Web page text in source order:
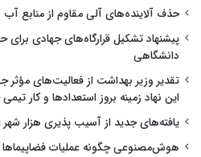
حذف آلاینده‌های آلی مقاوم از منابع آب
پیشنهاد تشکیل قرارگاه‌های جهادی
دانشگاهی
تقدیر وزیر بهداشت از فعالیت‌های
این نهاد زمینه بروز استعدادها و کار
یافته‌های جدید از آسیب پذیری هزار شهر
هوش‌مصنوعی چگونه عملیات فضاپیماها